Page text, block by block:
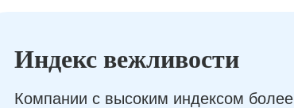
Индекс вежливости
Компании с высоким индексом более